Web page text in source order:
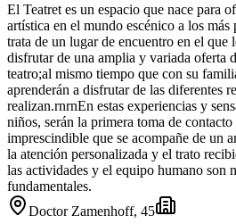
El Teatret es un espacio que nace para
artística en el mundo escénico a los más
trata de un lugar de encuentro en el que
disfrutar de una amplia y variada oferta
teatro;al mismo tiempo que con su
aprenderán a disfrutar de las diferentes
realizan.rnrnEn estas experiencias y
niños, serán la primera toma de
imprescindible que se acompañe de un
la atención personalizada y el trato
las actividades y el equipo humano son
fundamentales.
Doctor Zamenhoff, 45